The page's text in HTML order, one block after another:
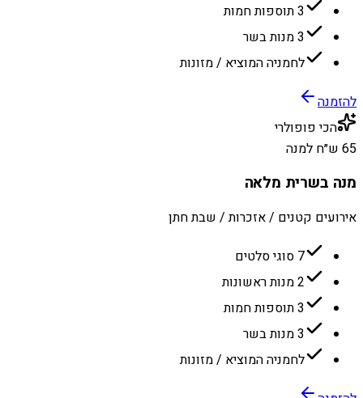
3 תוספות חמות
3 מנות בשר
לחמניה המוציא / מזונות
להזמנה
הכי פופולרי
65 ש״ח למנה
מנה בשרית מלאה
אירועים קטנים / אזכרות / שבת חתן
7 סוגי סלטים
2 מנות ראשונות
3 תוספות חמות
3 מנות בשר
לחמניה המוציא / מזונות